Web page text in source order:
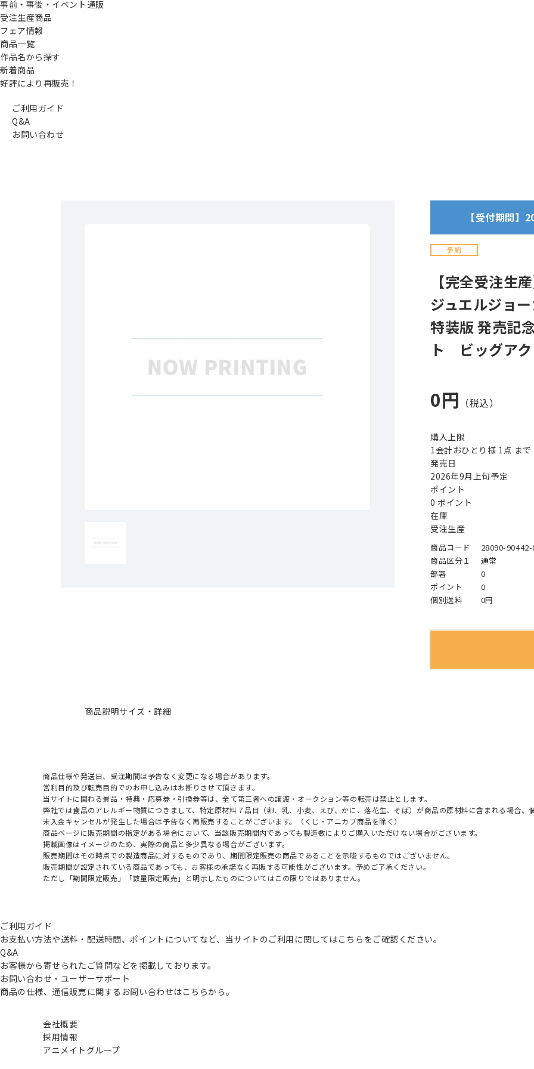
事前・事後・イベント通販
受注生産商品
フェア情報
商品一覧
作品名から探す
新着商品
好評により再販売！
ご利用ガイド
Q&A
お問い合わせ
【受付期間
【完全受注生
ジュエルジョ
特装版 発売記
ト ビッグア
0円
購入上限
1会計おひとり様 1点 まで
発売日
2026年9月上旬予定
ポイント
0 ポイント
在庫
受注生産
商品コード
28090-90442-
商品区分１
通常
部署
0
ポイント
0
個別送料
0円
商品説明サイズ・詳細
商品仕様や発送日、受注期間は予告なく変更になる場合があります。
営利目的及び転売目的でのお申し込みはお断りさせて頂きます。
当サイトに関わる景品・特典・応募券・引換券等は、全て第三者への譲渡・オークション等の転売は禁止とします。
弊社では食品のアレルギー物質につきまして、特定原材料７品目（卵、乳、小麦、えび、かに、落花生、そば）が商品の原材料に含まれる場合、
未入金キャンセルが発生した場合は予告なく再販売することがございます。（くじ・アニカプ商品を除く）
商品ページに販売期間の指定がある場合において、当該販売期間内であっても製造数によりご購入いただけない場合がございます。
掲載画像はイメージのため、実際の商品と多少異なる場合がございます。
販売期間はその時点での製造商品に対するものであり、期間限定販売の商品であることを示唆するものではございません。
販売期間が設定されている商品であっても、お客様の承諾なく再販する可能性がございます。予めご了承ください。
ただし「期間限定販売」「数量限定販売」と明示したものについてはこの限りではありません。
ご利用ガイド
お支払い方法や送料・配送時間、ポイントについてなど、当サイトのご利用に関してはこちらをご確認ください。
Q&A
お客様から寄せられたご質問などを掲載しております。
お問い合わせ・ユーザーサポート
商品の仕様、通信販売に関するお問い合わせはこちらから。
会社概要
採用情報
アニメイトグループ